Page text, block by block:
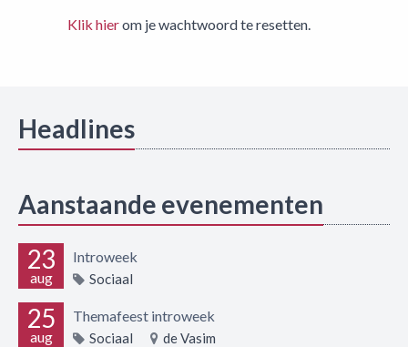
Klik hierom je wachtwoord te resetten.
Headlines
Aanstaande evenementen
23
aug
Introweek
Sociaal
25
aug
Themafeest introweek
Sociaal de Vasim